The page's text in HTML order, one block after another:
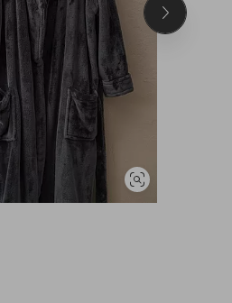
Näytä
samankaltaisia
Seuraava